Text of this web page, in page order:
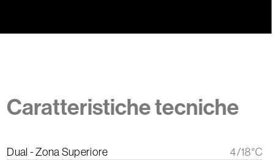
Caratteristiche tecniche
Dual - Zona Superiore
4/18°C